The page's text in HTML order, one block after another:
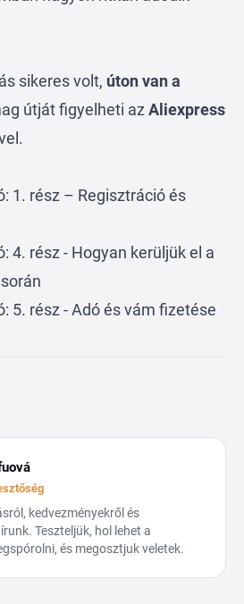
sikeres volt, úton van a
útját figyelheti az Aliexpress
1. rész – Regisztráció és
4. rész - Hogyan kerüljük el a
5. rész - Adó és vám fizetése
kedvezményekről és
Teszteljük, hol lehet a
és megosztjuk veletek.